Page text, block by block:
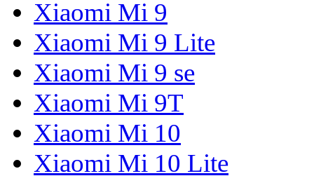
Xiaomi Mi 9
Xiaomi Mi 9 Lite
Xiaomi Mi 9 se
Xiaomi Mi 9T
Xiaomi Mi 10
Xiaomi Mi 10 Lite